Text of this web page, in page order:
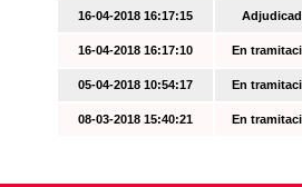
16-04-2018 16:17:15
16-04-2018 16:17:10 En
05-04-2018 10:54:17 En
08-03-2018 15:40:21 En